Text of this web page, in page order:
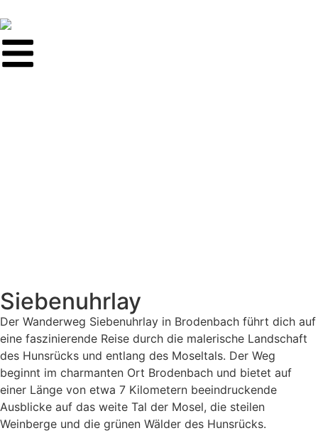
Siebenuhrlay
Der Wanderweg Siebenuhrlay in Brodenbach führt dich auf
eine faszinierende Reise durch die malerische Landschaft
des Hunsrücks und entlang des Moseltals. Der Weg
beginnt im charmanten Ort Brodenbach und bietet auf
einer Länge von etwa 7 Kilometern beeindruckende
Ausblicke auf das weite Tal der Mosel, die steilen
Weinberge und die grünen Wälder des Hunsrücks.